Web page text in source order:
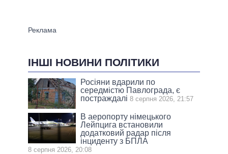
ІНШІ НОВИНИ ПОЛІТИКИ
Росіяни вдарили по
середмістю Павлограда, є
постраждалі 8 серпня 2026, 21:57
В аеропорту німецького
Лейпцига встановили
додатковий радар після
інциденту з БПЛА
8 серпня 2026, 20:08